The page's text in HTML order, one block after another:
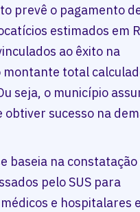
prevê o pagamento
estimados em
ao êxito na
montante total
seja, o município
obtiver sucesso na
baseia na constatação
pelo SUS para
e hospitalares